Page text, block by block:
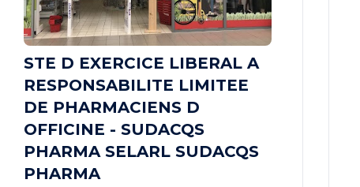
STE D EXERCICE LIBERAL A
RESPONSABILITE LIMITEE
DE PHARMACIENS D
OFFICINE - SUDACQS
PHARMA SELARL SUDACQS
PHARMA